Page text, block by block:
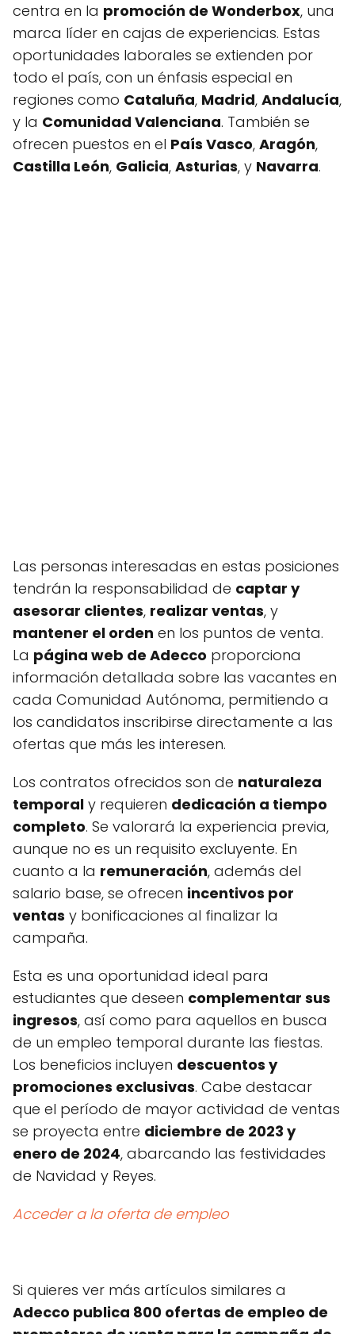
centra en la promoción de Wonderbox, una
marca líder en cajas de experiencias. Estas
oportunidades laborales se extienden por
todo el país, con un énfasis especial en
regiones como Cataluña, Madrid, Andalucía,
y la Comunidad Valenciana. También se
ofrecen puestos en el País Vasco, Aragón,
Castilla León, Galicia, Asturias, y Navarra.
Las personas interesadas en estas posiciones
tendrán la responsabilidad de captar y
asesorar clientes, realizar ventas, y
mantener el orden en los puntos de venta.
La página web de Adecco proporciona
información detallada sobre las vacantes en
cada Comunidad Autónoma, permitiendo a
los candidatos inscribirse directamente a las
ofertas que más les interesen.
Los contratos ofrecidos son de naturaleza
temporal y requieren dedicación a tiempo
completo. Se valorará la experiencia previa,
aunque no es un requisito excluyente. En
cuanto a la remuneración, además del
salario base, se ofrecen incentivos por
ventas y bonificaciones al finalizar la
campaña.
Esta es una oportunidad ideal para
estudiantes que deseen complementar sus
ingresos, así como para aquellos en busca
de un empleo temporal durante las fiestas.
Los beneficios incluyen descuentos y
promociones exclusivas. Cabe destacar
que el período de mayor actividad de ventas
se proyecta entre diciembre de 2023 y
enero de 2024, abarcando las festividades
de Navidad y Reyes.
Acceder a la oferta de empleo
Si quieres ver más artículos similares a
Adecco publica 800 ofertas de empleo de